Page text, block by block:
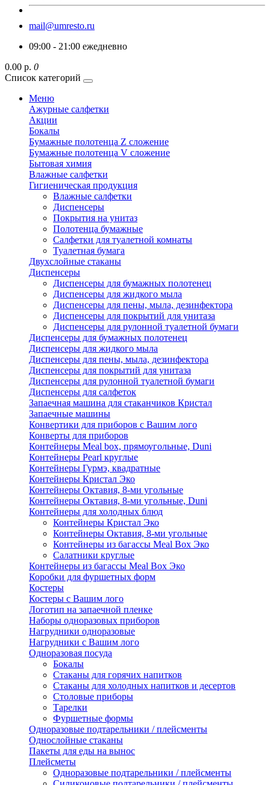
mail@umresto.ru
09:00 - 21:00 ежедневно
0.00 р. 0
Список категорий
Меню
Ажурные салфетки
Акции
Бокалы
Бумажные полотенца Z сложение
Бумажные полотенца V сложение
Бытовая химия
Влажные салфетки
Гигиеническая продукция
Влажные салфетки
Диспенсеры
Покрытия на унитаз
Полотенца бумажные
Салфетки для туалетной комнаты
Туалетная бумага
Двухслойные стаканы
Диспенсеры
Диспенсеры для бумажных полотенец
Диспенсеры для жидкого мыла
Диспенсеры для пены, мыла, дезинфектора
Диспенсеры для покрытий для унитаза
Диспенсеры для рулонной туалетной бумаги
Диспенсеры для бумажных полотенец
Диспенсеры для жидкого мыла
Диспенсеры для пены, мыла, дезинфектора
Диспенсеры для покрытий для унитаза
Диспенсеры для рулонной туалетной бумаги
Диспенсеры для салфеток
Запаечная машина для стаканчиков Кристал
Запаечные машины
Конвертики для приборов с Вашим лого
Конверты для приборов
Контейнеры Meal box, прямоугольные, Duni
Контейнеры Pearl круглые
Контейнеры Гурмэ, квадратные
Контейнеры Кристал Эко
Контейнеры Октавия, 8-ми угольные
Контейнеры Октавия, 8-ми угольные, Duni
Контейнеры для холодных блюд
Контейнеры Кристал Эко
Контейнеры Октавия, 8-ми угольные
Контейнеры из багассы Meal Box Эко
Салатники круглые
Контейнеры из багассы Meal Box Эко
Коробки для фуршетных форм
Костеры
Костеры с Вашим лого
Логотип на запаечной пленке
Наборы одноразовых приборов
Нагрудники одноразовые
Нагрудники с Вашим лого
Одноразовая посуда
Бокалы
Стаканы для горячих напитков
Стаканы для холодных напитков и десертов
Столовые приборы
Тарелки
Фуршетные формы
Одноразовые подтарельники / плейсменты
Однослойные стаканы
Пакеты для еды на вынос
Плейсметы
Одноразовые подтарельники / плейсменты